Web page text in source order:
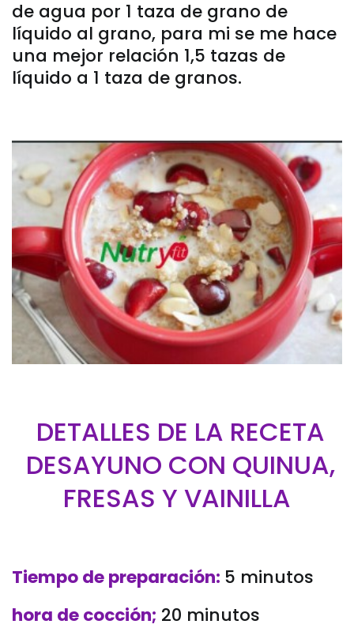
de agua por 1 taza de grano de
líquido al grano, para mi se me hace
una mejor relación 1,5 tazas de
líquido a 1 taza de granos.
DETALLES DE LA RECETA
DESAYUNO CON QUINUA,
FRESAS Y VAINILLA
Tiempo de preparación: 5 minutos
hora de cocción; 20 minutos